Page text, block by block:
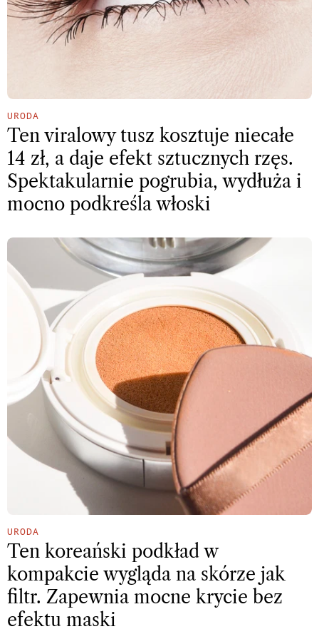
URODA
Ten viralowy tusz kosztuje niecałe
14 zł, a daje efekt sztucznych rzęs.
Spektakularnie pogrubia, wydłuża i
mocno podkreśla włoski
URODA
Ten koreański podkład w
kompakcie wygląda na skórze jak
filtr. Zapewnia mocne krycie bez
efektu maski